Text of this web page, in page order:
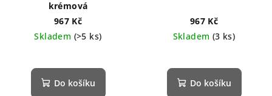
krémová
967 Kč
Skladem (>5 ks)
hodnocení
produktu
Do košíku
967 Kč
Skladem (3 ks)
Do košíku